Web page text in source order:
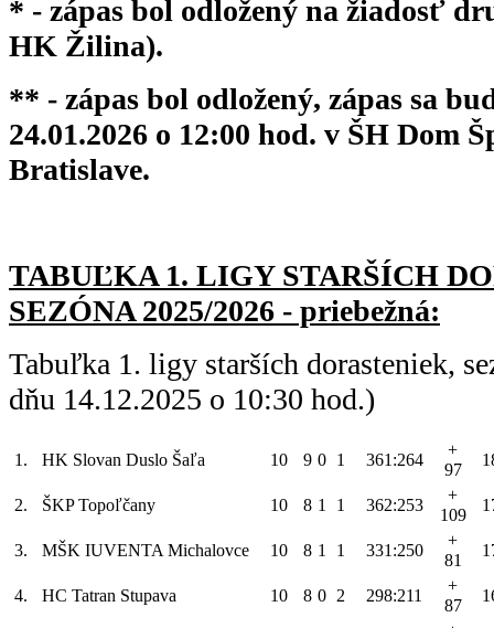
* - zápas bol odložený na žiadosť
HK Žilina).
** - zápas bol odložený, zápas sa
24.01.2026 o 12:00 hod. v ŠH Dom
Bratislave.
TABUĽKA 1. LIGY STARŠÍCH
SEZÓNA 2025/2026 - priebežná:
Tabuľka 1. ligy starších dorasteniek,
dňu 14.12.2025 o 10:30 hod.)
1. HK Slovan Duslo Šaľa 10 9 0 1 361:264
+
97
2. ŠKP Topoľčany 10 8 1 1 362:253
+
109
3. MŠK IUVENTA Michalovce 10 8 1 1 331:250
+
81
4. HC Tatran Stupava 10 8 0 2 298:211
+
87